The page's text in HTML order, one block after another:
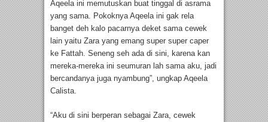
Aqeela ini memutuskan buat tinggal di asrama
yang sama. Pokoknya Aqeela ini gak rela
banget deh kalo pacarnya deket sama cewek
lain yaitu Zara yang emang super super caper
ke Fattah. Seneng seh ada di sini, karena kan
mereka-mereka ini seumuran lah sama aku, jadi
bercandanya juga nyambung”, ungkap Aqeela
Calista.
“Aku di sini berperan sebagai Zara, cewek